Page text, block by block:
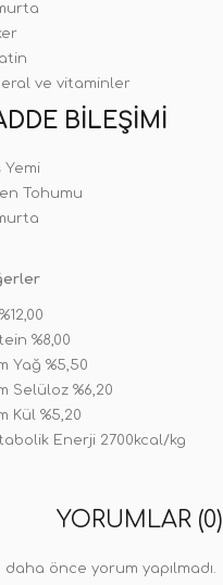
ve vitaminler
BILEŞIMI
Yemi
Tohumu
%8,00
Yağ %5,50
Selüloz %6,20
Kül %5,20
Enerji 2700kcal/kg
YORUMLAR (0)
önce yorum yapılmadı.